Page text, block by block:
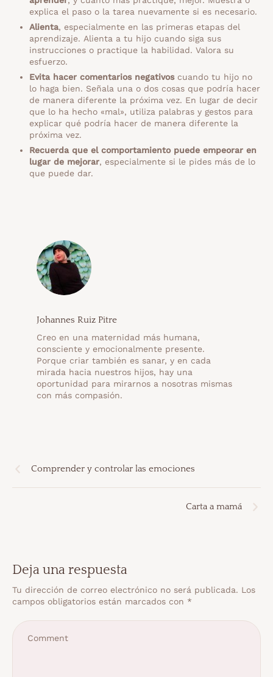
explica el paso o la tarea nuevamente si es necesario.
Alienta, especialmente en las primeras etapas del
aprendizaje. Alienta a tu hijo cuando siga sus
instrucciones o practique la habilidad. Valora su
esfuerzo.
Evita hacer comentarios negativoscuando tu hijo no
lo haga bien. Señala una o dos cosas que podría hacer
de manera diferente la próxima vez. En lugar de decir
que lo ha hecho «mal», utiliza palabras y gestos para
explicar qué podría hacer de manera diferente la
próxima vez.
Recuerda que el comportamiento puede empeorar en
lugar de mejorar, especialmente si le pides más de lo
que puede dar.
Johannes Ruiz Pitre
Creo en una maternidad más humana,
consciente y emocionalmente presente.
Porque criar también es sanar, y en cada
mirada hacia nuestros hijos, hay una
oportunidad para mirarnos a nosotras mismas
con más compasión.
Comprender y controlar las emociones
Carta a mamá
Deja una respuesta
Tu dirección de correo electrónico no será publicada. Los
campos obligatorios están marcados con *